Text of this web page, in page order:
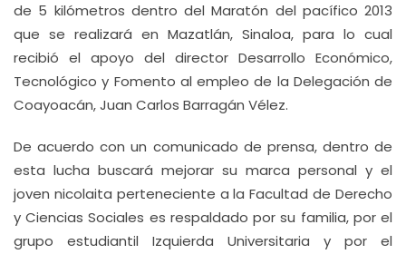
de 5 kilómetros dentro del Maratón del pacífico 2013
que se realizará en Mazatlán, Sinaloa, para lo cual
recibió el apoyo del director Desarrollo Económico,
Tecnológico y Fomento al empleo de la Delegación de
Coayoacán, Juan Carlos Barragán Vélez.
De acuerdo con un comunicado de prensa, dentro de
esta lucha buscará mejorar su marca personal y el
joven nicolaita perteneciente a la Facultad de Derecho
y Ciencias Sociales es respaldado por su familia, por el
grupo estudiantil Izquierda Universitaria y por el